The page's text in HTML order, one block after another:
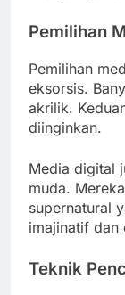
Pemilihan
Pemilihan
eksorsis.
akrilik.
diinginkan.
Media digital
muda.
supernatural
imajinatif dan
Teknik